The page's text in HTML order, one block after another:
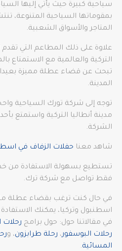
سياحية كبيرة حيث يأتي إليها
بمقوماتها السياحية المتنوعة،
المتاجر والأسواق الشعبية.
علاوة على ذلك المطاعم التي
التركية والعالمية مع الاستمتاع
تبحث عن قضاء عطلة مميزة
المدينة.
توجه إلى شركة تورك السياحية
مدينة أنطاليا التركية واستمتع
الشركة.
شاهد معنا حفلات الزفاف في
تستطيع بسهولة الاستفادة من
فقط تواصل مع شركة ترك.
في حال كنت ترغب بقضاء عطلة
اسطنبول وتركيا، يمكنك
في مقالاتنا حول: حول برامج
رحلات البوسفور، رحلة طرابزون، و
المسائية.